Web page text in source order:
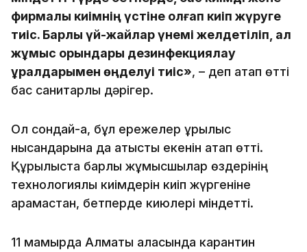
фирмалық киімнің үстіне қолғап киіп жүруге
тиіс. Барлық үй-жайлар үнемі желдетіліп, ал
жұмыс орындары дезинфекциялау
құралдарымен өңделуі тиіс», – деп атап өтті
бас санитарлық дәрігер.
Ол сондай-ақ, бұл ережелер құрылыс
нысандарына да қатысты екенін атап өтті.
Құрылыста барлық жұмысшылар өздерінің
технологиялық киімдерін киіп жүргеніне
қарамастан, бетперде киюлері міндетті.
11 мамырда Алматы қаласында карантин